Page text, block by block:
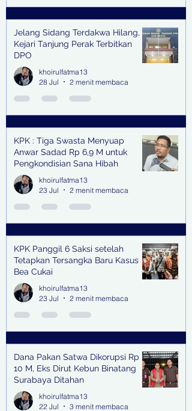
Jelang Sidang Terdakwa Hilang,
Kejari Tanjung Perak Terbitkan
DPO
khoirulfatma13
28 Jul
2 menit membaca
KPK : Tiga Swasta Menyuap
Anwar Sadad Rp 6,9 M untuk
Pengkondisian Sana Hibah
khoirulfatma13
23 Jul
2 menit membaca
KPK Panggil 6 Saksi setelah
Tetapkan Tersangka Baru Kasus
Bea Cukai
khoirulfatma13
23 Jul
2 menit membaca
Dana Pakan Satwa Dikorupsi Rp
10 M, Eks Dirut Kebun Binatang
Surabaya Ditahan
khoirulfatma13
22 Jul
3 menit membaca